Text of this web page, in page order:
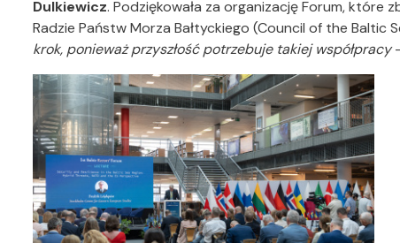
Dulkiewicz. Podziękowała za organizację Forum, które
Radzie Państw Morza Bałtyckiego (Council of the Baltic
krok, ponieważ przyszłość potrzebuje takiej współpracy